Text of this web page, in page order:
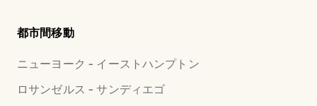
都市間移動
ニューヨーク - イーストハンプトン
ロサンゼルス - サンディエゴ